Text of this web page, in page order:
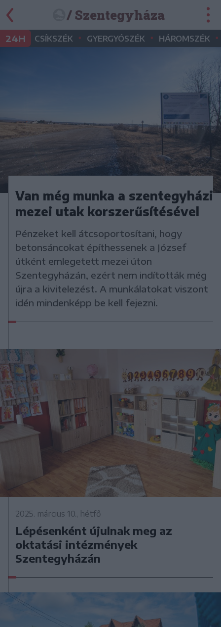
/ Szentegyháza
24H CSÍKSZÉK • GYERGYÓSZÉK • HÁROMSZÉK •
Van még munka a szentegyházi
mezei utak korszerűsítésével
Pénzeket kell átcsoportosítani, hogy
betonsáncokat építhessenek a József
útként emlegetett mezei úton
Szentegyházán, ezért nem indították még
újra a kivitelezést. A munkálatokat viszont
idén mindenképp be kell fejezni.
2025. március 10., hétfő
Lépésenként újulnak meg az
oktatási intézmények
Szentegyházán